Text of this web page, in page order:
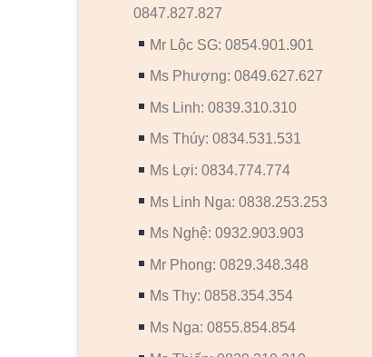
0847.827.827
Mr Lộc SG: 0854.901.901
Ms Phượng: 0849.627.627
Ms Linh: 0839.310.310
Ms Thúy: 0834.531.531
Ms Lợi: 0834.774.774
Ms Linh Nga: 0838.253.253
Ms Nghệ: 0932.903.903
Mr Phong: 0829.348.348
Ms Thy: 0858.354.354
Ms Nga: 0855.854.854